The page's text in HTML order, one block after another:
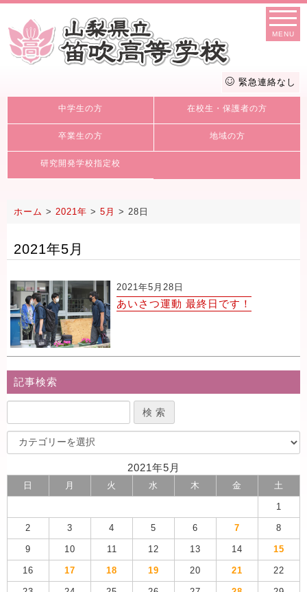
MENU
緊急連絡なし
中学生の方 在校生・保護者の方
卒業生の方 地域の方
研究開発学校指定校
ホーム > 2021年 > 5月 > 28日
2021年5月
2021年5月28日
あいさつ運動 最終日です！
記事検索
2021年5月
日 月 火 水 木 金 土
1
2 3 4 5 6 7 8
9 10 11 12 13 14 15
16 17 18 19 20 21 22